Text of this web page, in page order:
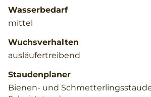
Wasserbedarf
mittel
Wuchsverhalten
ausläufertreibend
Staudenplaner
Bienen- und